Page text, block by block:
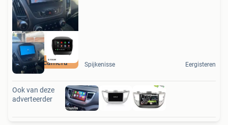
gratis camera Spijkenisse Eergisteren
Ook van deze
adverteerder